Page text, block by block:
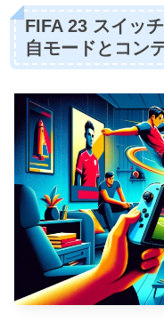
FIFA 23 スイッ
自モードとコン